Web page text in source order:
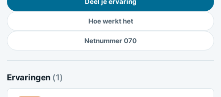
Hoe werkt het
Netnummer 070
Ervaringen (1)